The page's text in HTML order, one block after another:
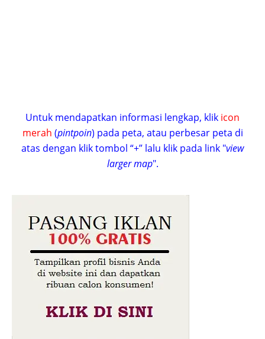
Untuk mendapatkan informasi lengkap, klik icon
merah (pintpoin) pada peta, atau perbesar peta di
atas dengan klik tombol “+” lalu klik pada link "view
larger map".